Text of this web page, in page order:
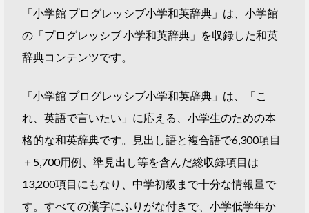
「小学館 プログレッシブ小学和英辞典」は、小学館
の「プログレッシブ 小学和英辞典」を収録した和英
辞典コンテンツです。
「小学館 プログレッシブ小学和英辞典」は、「こ
れ、英語で言いたい」に応える、小学生のための本
格的な和英辞典です。見出し語と複合語で6,300項目
＋5,700用例、準見出し等を含んだ総収録項目は
13,200項目にもなり、中学初級まで十分な情報量で
す。すべての漢字にふりがな付きで、小学低学年か